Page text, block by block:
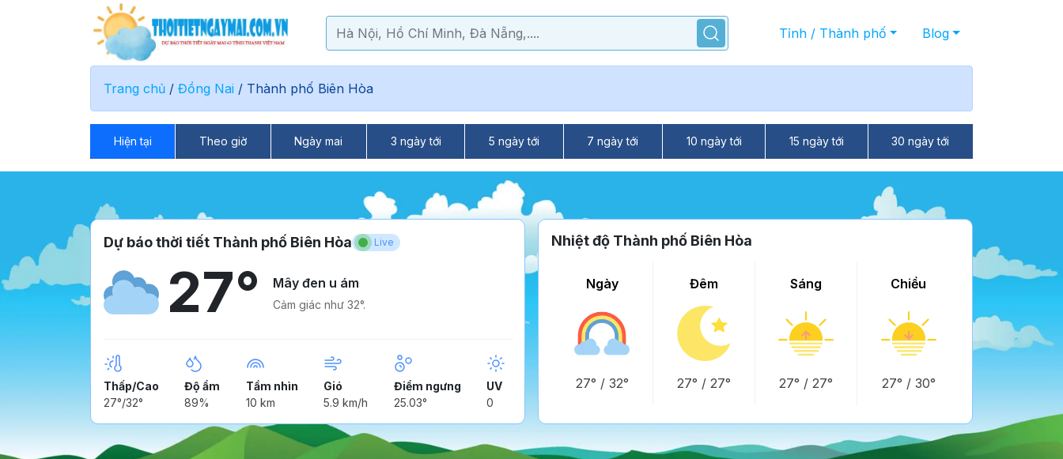
Tỉnh / Thành phố Blog
Trang chủ / Đồng Nai / Thành phố Biên Hòa
Hiện tại Theo giờ Ngày mai 3 ngày tới 5 ngày tới 7 ngày tới 10 ngày tới 15 ngày tới 30 ngày tới
Dự báo thời tiết Thành phố Biên Hòa Live
27° Mây đen u ám
Cảm giác như 32°.
Thấp/Cao
27°/32°
Độ ẩm
89%
Tầm nhìn
10 km
Gió
5.9 km/h
Điểm ngưng
25.03°
UV
0
Nhiệt độ Thành phố Biên Hòa
Ngày
27° / 32°
Đêm
27° / 27°
Sáng
27° / 27°
Chiều
27° / 30°